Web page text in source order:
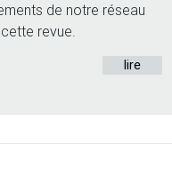
de notre réseau
revue.
lire